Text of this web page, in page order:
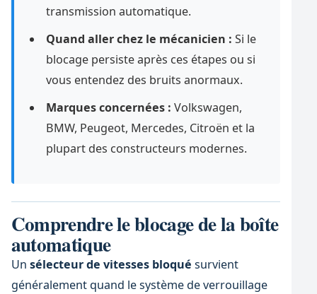
transmission automatique.
Quand aller chez le mécanicien : Si le
blocage persiste après ces étapes ou si
vous entendez des bruits anormaux.
Marques concernées : Volkswagen,
BMW, Peugeot, Mercedes, Citroën et la
plupart des constructeurs modernes.
Comprendre le blocage de la boîte
automatique
Un sélecteur de vitesses bloqué survient
généralement quand le système de verrouillage